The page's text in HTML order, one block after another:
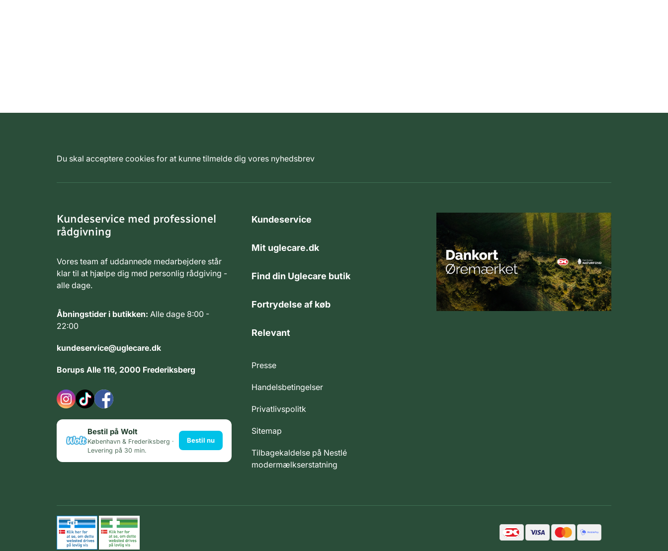
Du skal acceptere cookies for at kunne tilmelde dig vores nyhedsbrev
Kundeservice med professionel
rådgivning
Vores team af uddannede medarbejdere står
klar til at hjælpe dig med personlig rådgiving -
alle dage.
Åbningstider i butikken: Alle dage 8:00 -
22:00
kundeservice@uglecare.dk
Borups Alle 116, 2000 Frederiksberg
Bestil på Wolt
København & Frederiksberg ·
Levering på 30 min.
Bestil nu
Kundeservice
Mit uglecare.dk
Find din Uglecare butik
Fortrydelse af køb
Relevant
Presse
Handelsbetingelser
Privatlivspolitk
Sitemap
Tilbagekaldelse på Nestlé
modermælkserstatning